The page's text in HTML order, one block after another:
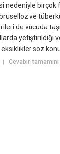
nedeniyle birçok
ve
de vücuda
yetiştirildiği ve
söz
|Cevabın